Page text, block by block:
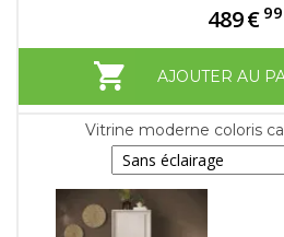
489€ 99
AJOUTER AU
Vitrine moderne coloris